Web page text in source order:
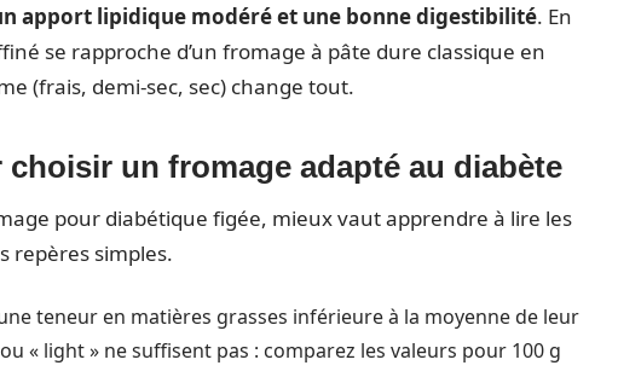
apport lipidique modéré et une bonne digestibilité. En
se rapproche d’un fromage à pâte dure classique en
(frais, demi-sec, sec) change tout.
un fromage adapté au diabète
pour diabétique figée, mieux vaut apprendre à lire les
repères simples.
teneur en matières grasses inférieure à la moyenne de leur
« light » ne suffisent pas : comparez les valeurs pour 100 g